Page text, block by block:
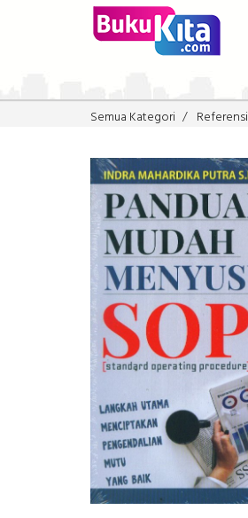
Semua Kategori
Referensi